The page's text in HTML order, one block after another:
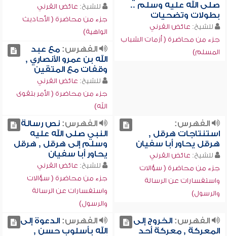
صلى الله عليه وسلم ..
بطولات وتضحيات
للشيخ: عائض القرني
جزء من محاضرة ( أزمات الشباب
المسلم)
للشيخ: عائض القرني
جزء من محاضرة ( الأحاديث
الواهية)
الفهرس:مع عبد
الله بن عمرو الأنصاري ,
وقفات مع المتقين
للشيخ: عائض القرني
جزء من محاضرة ( الأمر بتقوى
الله)
الفهرس:
استنتاجات هرقل ,
هرقل يحاور أبا سفيان
للشيخ: عائض القرني
جزء من محاضرة ( سؤالات
واستفسارات عن الرسالة
والرسول)
الفهرس:نص رسالة
النبي صلى الله عليه
وسلم إلى هرقل , هرقل
يحاور أبا سفيان
للشيخ: عائض القرني
جزء من محاضرة ( سؤالات
واستفسارات عن الرسالة
والرسول)
الفهرس:الخروج إلى
المعركة , معركة أحد
الفهرس:الدعوة إلى
الله بأسلوب حسن ,